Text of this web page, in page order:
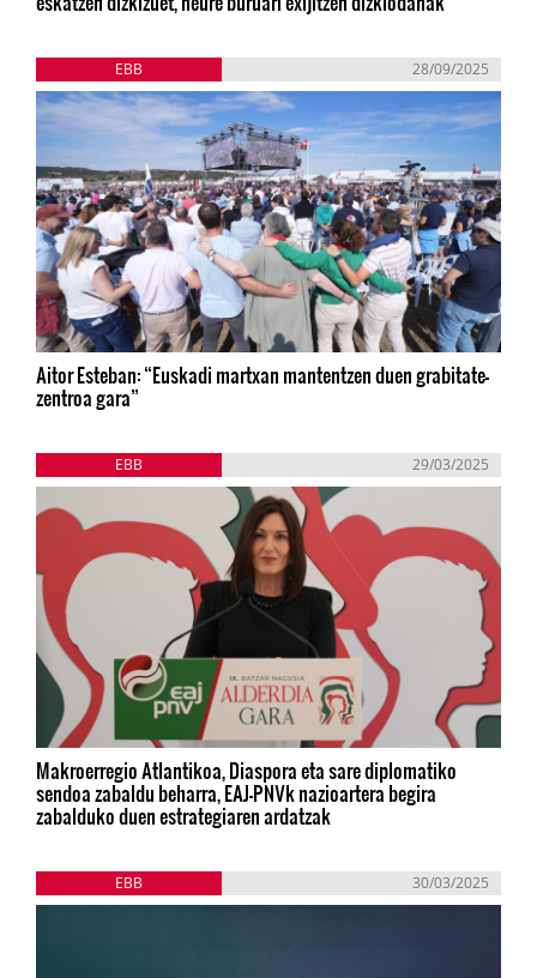
EBB 28/09/2025
Aitor Esteban: “Euskadi martxan mantentzen duen grabitate-
zentroa gara”
EBB 29/03/2025
Makroerregio Atlantikoa, Diaspora eta sare diplomatiko
sendoa zabaldu beharra, EAJ-PNVk nazioartera begira
zabalduko duen estrategiaren ardatzak
EBB 30/03/2025